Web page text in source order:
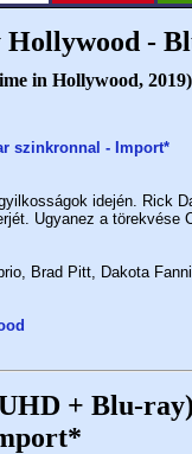
Hollywood -
in Hollywood, 2019)
szinkronnal - Import*
idején. Rick
Ugyanez a törekvése
Brad Pitt, Dakota
+ Blu-